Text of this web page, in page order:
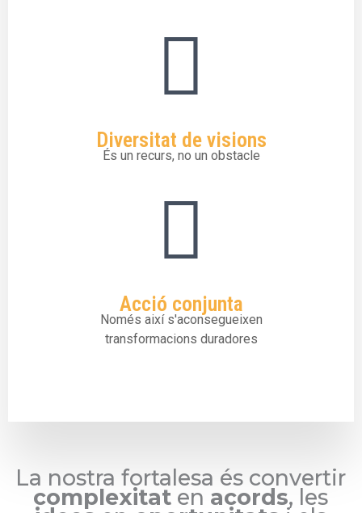
Diversitat de visions
És un recurs, no un obstacle
Acció conjunta
Només així s'aconsegueixen
transformacions duradores
La nostra fortalesa és convertir
complexitaten acords, les